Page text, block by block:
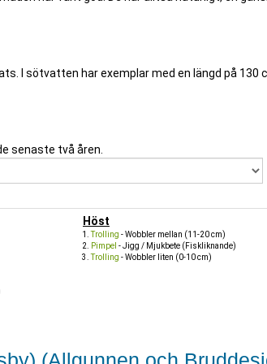
I sötvatten har exemplar med en längd på 130
senaste två åren.
Höst
Trolling - Wobbler mellan (11-20 cm)
Pimpel - Jigg / Mjukbete (Fiskliknande)
Trolling - Wobbler liten (0-10 cm)